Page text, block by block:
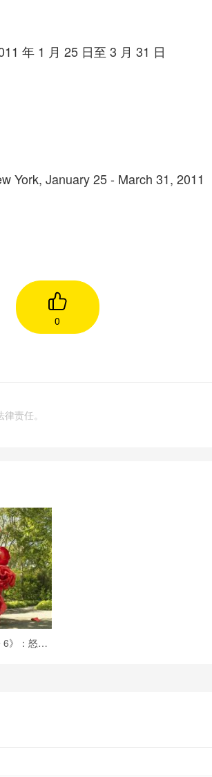
年 1 月 25 日至 3 月 31 日
York, January 25 - March 31, 2011
0
责任。
公共艺术雕塑《LongHouse 6》：怒放的巨型玫瑰